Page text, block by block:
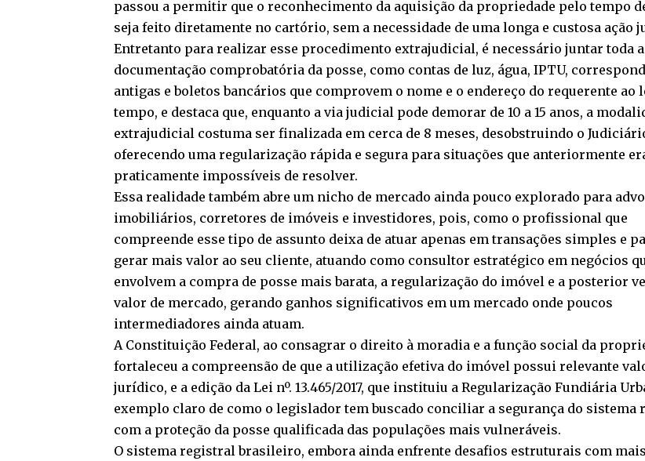
passou a permitir que o reconhecimento da aquisição da propriedade pelo tempo
seja feito diretamente no cartório, sem a necessidade de uma longa e custosa ação
Entretanto para realizar esse procedimento extrajudicial, é necessário juntar toda a
documentação comprobatória da posse, como contas de luz, água, IPTU,
antigas e boletos bancários que comprovem o nome e o endereço do requerente ao
tempo, e destaca que, enquanto a via judicial pode demorar de 10 a 15 anos, a
extrajudicial costuma ser finalizada em cerca de 8 meses, desobstruindo o
oferecendo uma regularização rápida e segura para situações que anteriormente
praticamente impossíveis de resolver.
Essa realidade também abre um nicho de mercado ainda pouco explorado para
imobiliários, corretores de imóveis e investidores, pois, como o profissional que
compreende esse tipo de assunto deixa de atuar apenas em transações simples e
gerar mais valor ao seu cliente, atuando como consultor estratégico em negócios
envolvem a compra de posse mais barata, a regularização do imóvel e a posterior
valor de mercado, gerando ganhos significativos em um mercado onde poucos
intermediadores ainda atuam.
A Constituição Federal, ao consagrar o direito à moradia e a função social da
fortaleceu a compreensão de que a utilização efetiva do imóvel possui relevante
jurídico, e a edição da Lei nº. 13.465/2017, que instituiu a Regularização Fundiária
exemplo claro de como o legislador tem buscado conciliar a segurança do sistema
com a proteção da posse qualificada das populações mais vulneráveis.
O sistema registral brasileiro, embora ainda enfrente desafios estruturais com mais